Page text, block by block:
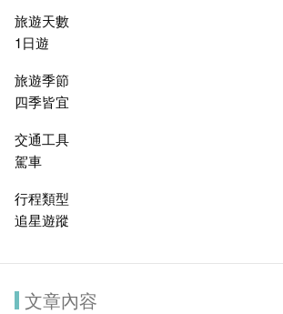
旅遊天數
1日遊
旅遊季節
四季皆宜
交通工具
駕車
行程類型
追星遊蹤
文章內容